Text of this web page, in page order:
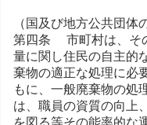
（国及び地方公共団体
第四条 市町村は、そ
量に関し住民の自主的
棄物の適正な処理に必
もに、一般廃棄物の処
は、職員の資質の向上
を図る等その能率的な